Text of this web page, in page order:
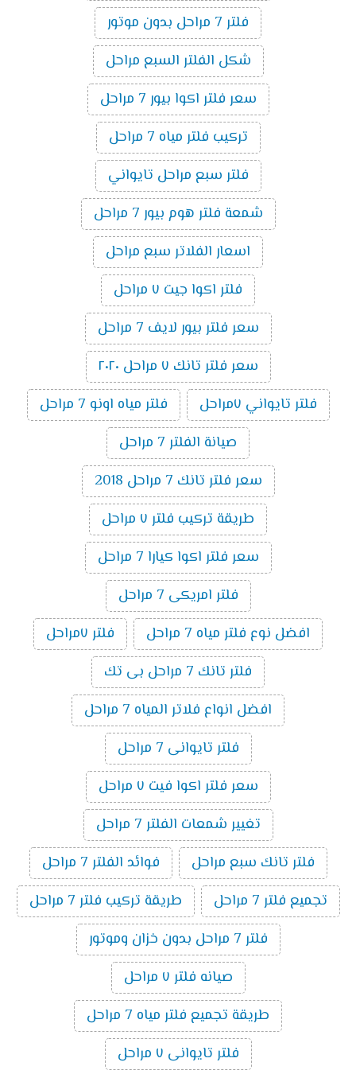
فلتر 7 مراحل بدون موتور
شكل الفلتر السبع مراحل
سعر فلتر اكوا بيور 7 مراحل
تركيب فلتر مياه 7 مراحل
فلتر سبع مراحل تايواني
شمعة فلتر هوم بيور 7 مراحل
اسعار الفلاتر سبع مراحل
فلتر اكوا جيت ٧ مراحل
سعر فلتر بيور لايف 7 مراحل
سعر فلتر تانك ٧ مراحل ٢٠٢٠
فلتر تايواني ٧مراحل
فلتر مياه اونو 7 مراحل
صيانة الفلتر 7 مراحل
سعر فلتر تانك 7 مراحل 2018
طريقة تركيب فلتر ٧ مراحل
سعر فلتر اكوا كيارا 7 مراحل
فلتر امريكى 7 مراحل
افضل نوع فلتر مياه 7 مراحل
فلتر ٧مراحل
فلتر تانك 7 مراحل بى تك
افضل انواع فلاتر المياه 7 مراحل
فلتر تايوانى 7 مراحل
سعر فلتر اكوا فيت ٧ مراحل
تغيير شمعات الفلتر 7 مراحل
فلتر تانك سبع مراحل
فوائد الفلتر 7 مراحل
تجميع فلتر 7 مراحل
طريقة تركيب فلتر 7 مراحل
فلتر 7 مراحل بدون خزان وموتور
صيانه فلتر ٧ مراحل
طريقة تجميع فلتر مياه 7 مراحل
فلتر تايوانى ٧ مراحل